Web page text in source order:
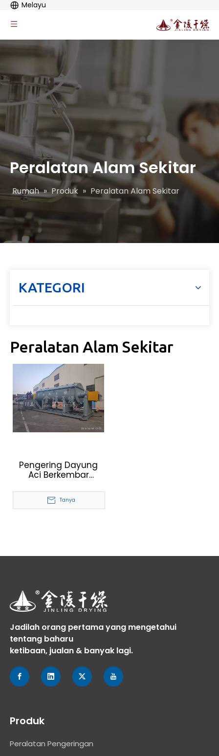
Melayu
Peralatan Alam Sekitar
Rumah » Produk » Peralatan Alam Sekitar
KATEGORI
Peralatan Alam Sekitar
Pengering Dayung
Aci Berkembar
Tanya
Jadilah orang pertama yang mengetahui
tentang baharu
ketibaan, jualan & banyak lagi.
Produk
Peralatan Pengeringan